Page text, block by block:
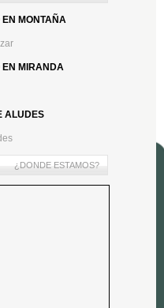
EN MONTAÑA
EN MIRANDA
ALUDES
¿DONDE ESTAMOS?